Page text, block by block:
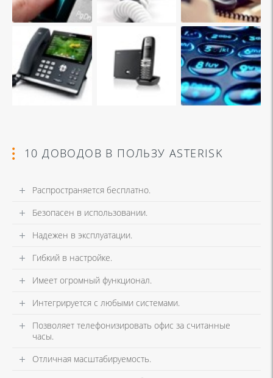
10 ДОВОДОВ В ПОЛЬЗУ ASTERISK
Распространяется бесплатно.
Безопасен в использовании.
Надежен в эксплуатации.
Гибкий в настройке.
Имеет огромный функционал.
Интегрируется с любыми системами.
Позволяет телефонизировать офис за считанные
часы.
Отличная масштабируемость.